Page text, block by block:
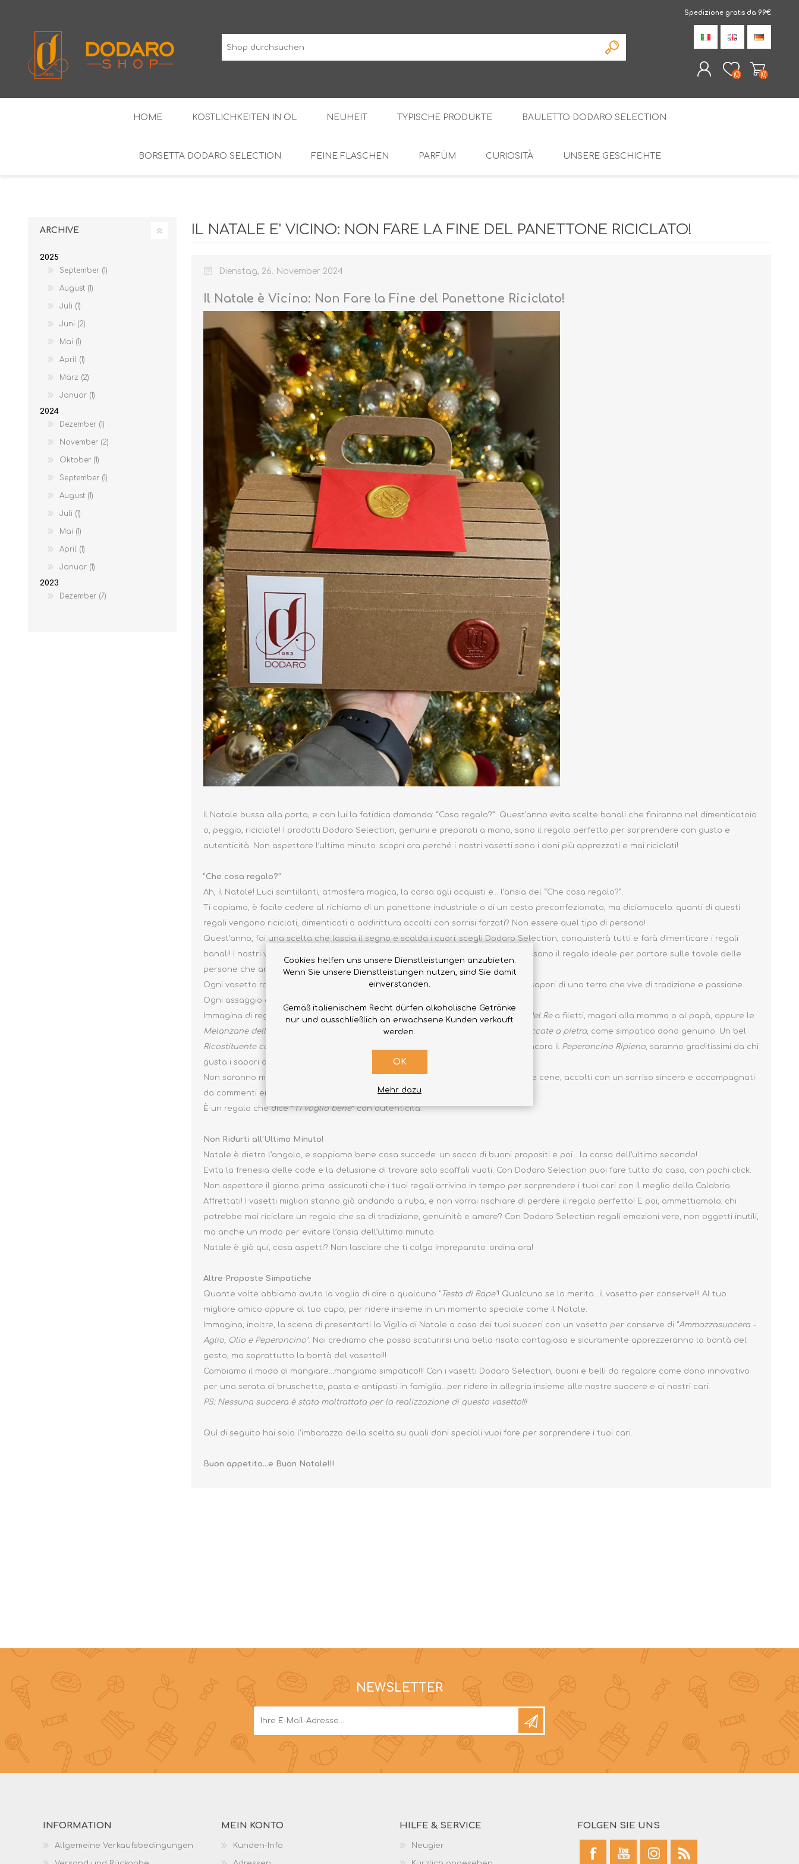
Spedizione gratis da 99€
REGISTRIERUNG
(0) (0)
HOME KÖSTLICHKEITEN IN ÖL NEUHEIT TYPISCHE PRODUKTE
MARMELADEN TRÜFFEL HONIG
BAULETTO DODARO SELECTION
BORSETTA DODARO SELECTION FEINE FLASCHEN PARFÜM CURIOSITÀ UNSERE GESCHICHTE
IL NATALE E' VICINO: NON FARE LA FINE DEL PANETTONE RICICLATO!
Dienstag, 26. November 2024
Il Natale è Vicino: Non Fare la Fine del Panettone Riciclato!
Il Natale bussa alla porta, e con lui la fatidica domanda: “Cosa regalo?”. Quest’anno evita scelte banali che finiranno nel dimenticatoio
o, peggio, riciclate! I prodotti Dodaro Selection, genuini e preparati a mano, sono il regalo perfetto per sorprendere con gusto e
autenticità. Non aspettare l’ultimo minuto: scopri ora perché i nostri vasetti sono i doni più apprezzati e mai riciclati!
“Che cosa regalo?”
Ah, il Natale! Luci scintillanti, atmosfera magica, la corsa agli acquisti e… l’ansia del “Che cosa regalo?”.
Ti capiamo, è facile cedere al richiamo di un panettone industriale o di un cesto preconfezionato, ma diciamocelo: quanti di questi
regali vengono riciclati, dimenticati o addirittura accolti con sorrisi forzati? Non essere quel tipo di persona!
Quest’anno, fai una scelta che lascia il segno e scalda i cuori: scegli Dodaro Selection, conquisterà tutti e farà dimenticare i regali
banali! I nostri vasetti, pieni di conserve genuine e preparati a mano con amore, sono il regalo ideale per portare sulle tavole delle
persone che ami il sapore autentico della Calabria.
Ogni vasetto racconta una storia, ogni cucchiaio è un viaggio nei profumi e nei sapori di una terra che vive di tradizione e passione.
Ogni assaggio è una festa di sapori che fa brillare gli occhi e scaldare il cuore.
Immagina di regalare la nostra
Cipolla della Regina in agrodolce o le Zucchine del Rea filetti, magari alla mamma o al papà, oppure le
Melanzane della Signorina
Grattachecca di Funghi Piccante Olive ammaccate a pietra, come simpatico dono genuino. Un bel
Ricostituente calabrese
, o meglio ancora il Peperoncino Ripieno, saranno graditissimi da chi
gusta i sapori autentici calabresi.
Non saranno mai relegati in fondo alla credenza: saranno protagonisti di pranzi e cene, accolti con un sorriso sincero e accompagnati
da commenti entusiasti da parte di chi li riceve, ma anche da tutti i commensali.
È un regalo che dice “Ti voglio bene” con autenticità.
Non Ridurti all’Ultimo Minuto!
Natale è dietro l’angolo, e sappiamo bene cosa succede: un sacco di buoni propositi e poi… la corsa dell’ultimo secondo!
Evita la frenesia delle code e la delusione di trovare solo scaffali vuoti. Con Dodaro Selection puoi fare tutto da casa, con pochi click.
Non aspettare il giorno prima: assicurati che i tuoi regali arrivino in tempo per sorprendere i tuoi cari con il meglio della Calabria.
Affrettati! I vasetti migliori stanno già andando a ruba, e non vorrai rischiare di perdere il regalo perfetto! E poi, ammettiamolo: chi
potrebbe mai riciclare un regalo che sa di tradizione, genuinità e amore? Con Dodaro Selection regali emozioni vere, non oggetti inutili,
ma anche un modo per evitare l’ansia dell’ultimo minuto.
Natale è già qui, cosa aspetti? Non lasciare che ti colga impreparato: ordina ora!
Altre Proposte Simpatiche
Quante volte abbiamo avuto la voglia di dire a qualcuno " Testa di Rape"! Qualcuno se lo merita...il vasetto per conserve!!! Al tuo
migliore amico oppure al tuo capo, per ridere insieme in un momento speciale come il Natale.
Immagina, inoltre, la scena di presentarti la Vigilia di Natale a casa dei tuoi suoceri con un vasetto per conserve di "Ammazzasuocera -
Aglio, Olio e Peperoncino". Noi crediamo che possa scaturirsi una bella risata contagiosa e sicuramente apprezzeranno la bontà del
gesto, ma soprattutto la bontà del vasetto!!!
Cambiamo il modo di mangiare...mangiamo simpatico!!! Con i vasetti Dodaro Selection, buoni e belli da regalare come dono innovativo
per una serata di bruschette, pasta e antipasti in famiglia...per ridere in allegria insieme alle nostre suocere e ai nostri cari.
PS: Nessuna suocera è stata maltrattata per la realizzazione di questo vasetto!!!
Quì di seguito hai solo l'imbarazzo della scelta su quali doni speciali vuoi fare per sorprendere i tuoi cari.
Buon appetito...e Buon Natale!!!
ARCHIVE
2025
September (1)
August (1)
Juli (1)
Juni (2)
Mai (1)
April (1)
März (2)
Januar (1)
2024
Dezember (1)
November (2)
Oktober (1)
September (1)
August (1)
Juli (1)
Mai (1)
April (1)
Januar (1)
2023
Dezember (7)
NEWSLETTER
INFORMATION
Allgemeine Verkaufsbedingungen
MEIN KONTO
Kunden-Info
HILFE & SERVICE
Neugier
FOLGEN SIE UNS
Cookies helfen uns unsere Dienstleistungen anzubieten.
Wenn Sie unsere Dienstleistungen nutzen, sind Sie damit
einverstanden.
Gemäß italienischem Recht dürfen alkoholische Getränke
nur und ausschließlich an erwachsene Kunden verkauft
werden.
OK
Mehr dazu